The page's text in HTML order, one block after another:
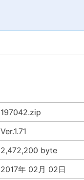
197042.zip
Ver.1.71
2,472,200 byte
2017年 02月 02日